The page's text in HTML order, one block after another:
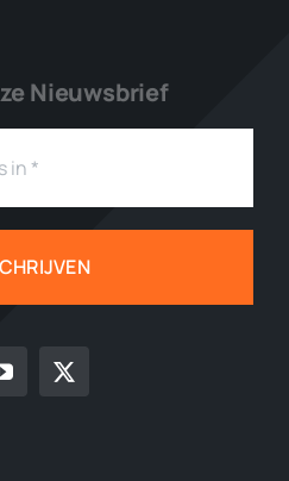
Nieuwsbrief